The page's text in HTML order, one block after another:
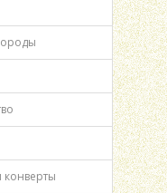
конверты